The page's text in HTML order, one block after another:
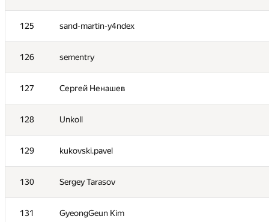
125 sand-martin-y4ndex
126 sementry
127 Сергей Ненашев
128 Unkoll
129 kukovski.pavel
130 Sergey Tarasov
131 GyeongGeun Kim
108 taikiyamada
109
110 Mikhail Krivonosov
111 gab62
112 Anton Lupanov
113 manish kumar
114 stenly75